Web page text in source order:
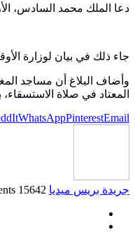
دعا الملك محمد السادس،
جاء ذلك في بيان لوزارة
وأضاف البلاغ أن مساجد
المعتاد في صلاة
WhatsAppPinterestEmail
جريدة بريس ميديا 15642 posts